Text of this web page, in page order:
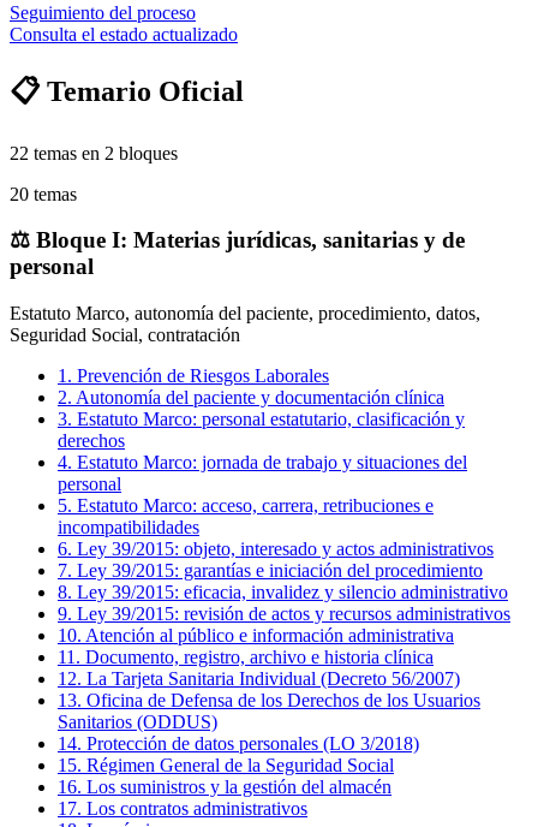
Seguimiento del proceso
Consulta el estado actualizado
📋 Temario Oficial
22 temas en 2 bloques
20 temas
⚖️ Bloque I: Materias jurídicas, sanitarias y de
personal
Estatuto Marco, autonomía del paciente, procedimiento, datos,
Seguridad Social, contratación
1 . Prevención de Riesgos Laborales
2. Autonomía del paciente y documentación clínica
3. Estatuto Marco: personal estatutario, clasificación y
derechos
4. Estatuto Marco: jornada de trabajo y situaciones del
personal
5. Estatuto Marco: acceso, carrera, retribuciones e
incompatibilidades
6. Ley 39/2015: objeto, interesado y actos administrativos
7. Ley 39/2015: garantías e iniciación del procedimiento
8. Ley 39/2015: eficacia, invalidez y silencio administrativo
9. Ley 39/2015: revisión de actos y recursos administrativos
10. Atención al público e información administrativa
11 . Documento, registro, archivo e historia clínica
12. La Tarjeta Sanitaria Individual (Decreto 56/2007)
13. Oficina de Defensa de los Derechos de los Usuarios
Sanitarios (ODDUS)
14. Protección de datos personales (LO 3/2018)
15. Régimen General de la Seguridad Social
16. Los suministros y la gestión del almacén
17. Los contratos administrativos